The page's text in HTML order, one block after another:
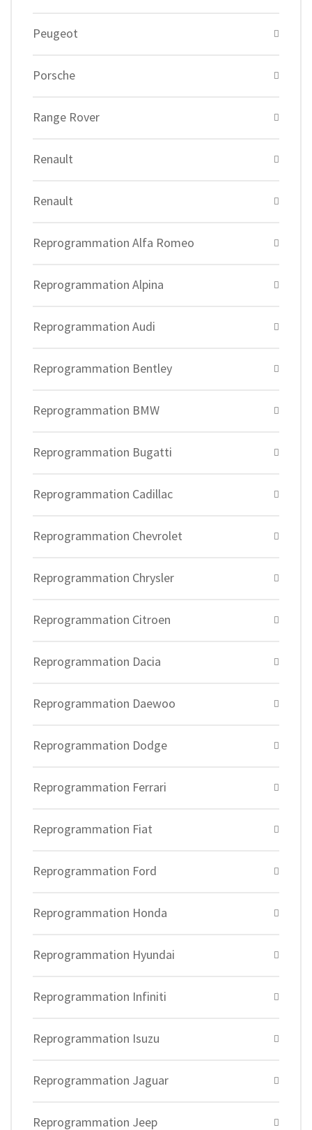
Peugeot
Porsche
Range Rover
Renault
Renault
Reprogrammation Alfa Romeo
Reprogrammation Alpina
Reprogrammation Audi
Reprogrammation Bentley
Reprogrammation BMW
Reprogrammation Bugatti
Reprogrammation Cadillac
Reprogrammation Chevrolet
Reprogrammation Chrysler
Reprogrammation Citroen
Reprogrammation Dacia
Reprogrammation Daewoo
Reprogrammation Dodge
Reprogrammation Ferrari
Reprogrammation Fiat
Reprogrammation Ford
Reprogrammation Honda
Reprogrammation Hyundai
Reprogrammation Infiniti
Reprogrammation Isuzu
Reprogrammation Jaguar
Reprogrammation Jeep